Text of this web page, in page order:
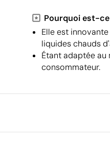
Pourquoi est-ce
Elle est
liquides chauds
Étant adaptée
consommateur.
Emballage